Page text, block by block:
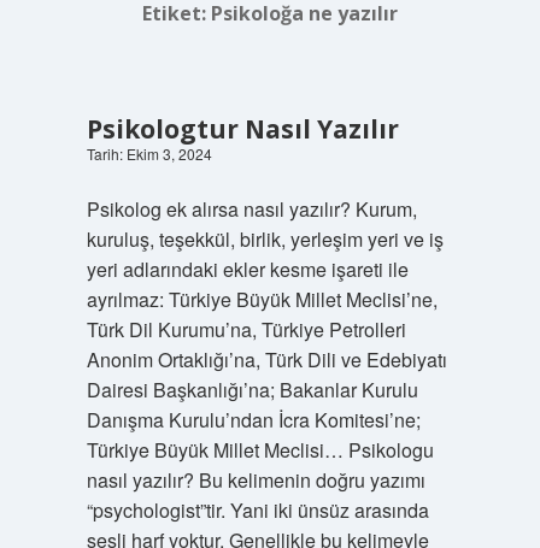
Etiket: Psikoloğa ne yazılır
Psikologtur Nasıl Yazılır
Tarih: Ekim 3, 2024
Psikolog ek alırsa nasıl yazılır? Kurum,
kuruluş, teşekkül, birlik, yerleşim yeri ve iş
yeri adlarındaki ekler kesme işareti ile
ayrılmaz: Türkiye Büyük Millet Meclisi’ne,
Türk Dil Kurumu’na, Türkiye Petrolleri
Anonim Ortaklığı’na, Türk Dili ve Edebiyatı
Dairesi Başkanlığı’na; Bakanlar Kurulu
Danışma Kurulu’ndan İcra Komitesi’ne;
Türkiye Büyük Millet Meclisi… Psikologu
nasıl yazılır? Bu kelimenin doğru yazımı
“psychologist”tir. Yani iki ünsüz arasında
sesli harf yoktur. Genellikle bu kelimeyle